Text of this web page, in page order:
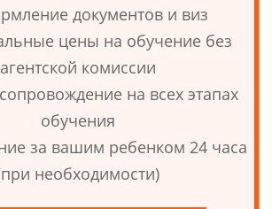
документов и виз
цены на обучение без
агентской комиссии
на всех этапах
обучения
за вашим ребенком 24 часа
необходимости)